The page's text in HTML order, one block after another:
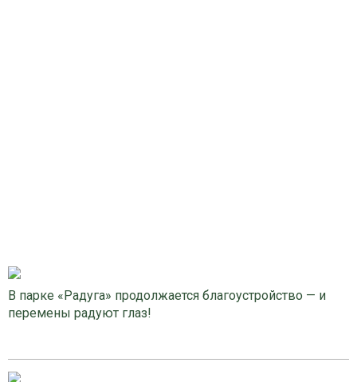
В парке «Радуга» продолжается благоустройство — и
перемены радуют глаз!